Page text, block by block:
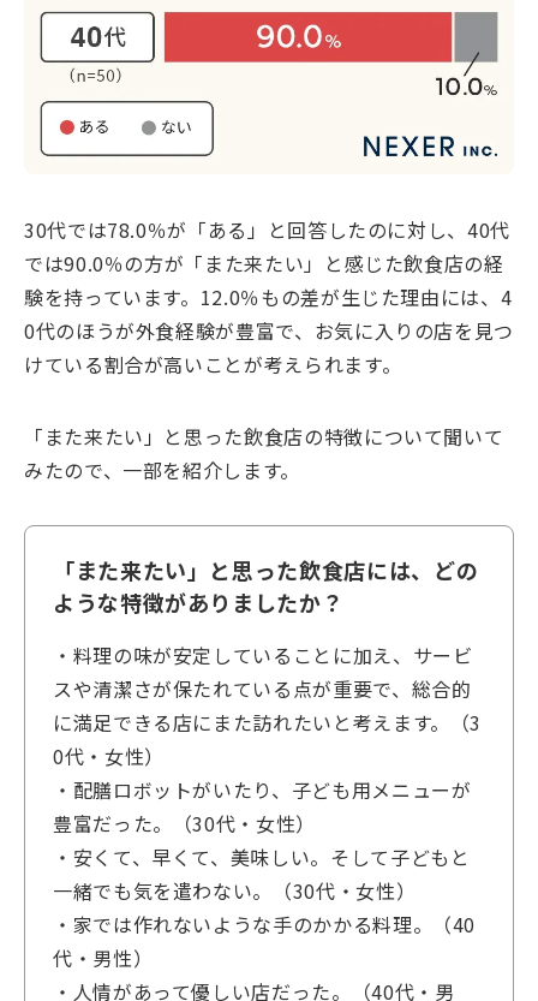
30代では78.0％が「ある」と回答したのに対し、40代
では90.0％の方が「また来たい」と感じた飲食店の経
験を持っています。12.0％もの差が生じた理由には、4
0代のほうが外食経験が豊富で、お気に入りの店を見つ
けている割合が高いことが考えられます。
「また来たい」と思った飲食店の特徴について聞いて
みたので、一部を紹介します。
「また来たい」と思った飲食店には、どの
ような特徴がありましたか？
・料理の味が安定していることに加え、サービ
スや清潔さが保たれている点が重要で、総合的
に満足できる店にまた訪れたいと考えます。（3
0代・女性）
・配膳ロボットがいたり、子ども用メニューが
豊富だった。（30代・女性）
・安くて、早くて、美味しい。そして子どもと
一緒でも気を遣わない。（30代・女性）
・家では作れないような手のかかる料理。（40
代・男性）
・人情があって優しい店だった。（40代・男